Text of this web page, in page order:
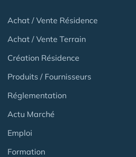
Achat / Vente Résidence
Achat / Vente Terrain
Création Résidence
Produits / Fournisseurs
Réglementation
Actu Marché
Emploi
Formation